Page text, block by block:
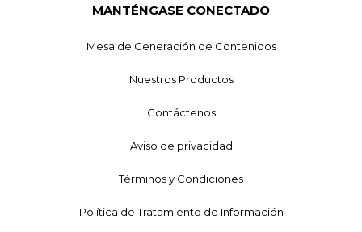
MANTÉNGASE CONECTADO
Mesa de Generación de Contenidos
Nuestros Productos
Contáctenos
Aviso de privacidad
Términos y Condiciones
Política de Tratamiento de Información